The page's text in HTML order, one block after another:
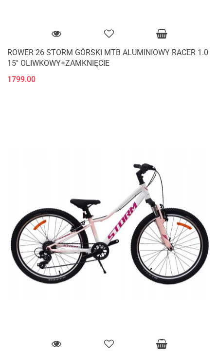
ROWER 26 STORM GÓRSKI MTB ALUMINIOWY RACER 1.0
15'' OLIWKOWY+ZAMKNIĘCIE
1799.00